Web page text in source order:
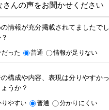
さんの声をお聞かせください
情報が充分掲載されてましたでし
った 普通 情報が足りない
構成や内容、表現は分りやすかっ
うか？
りやすい 普通 分かりにくい